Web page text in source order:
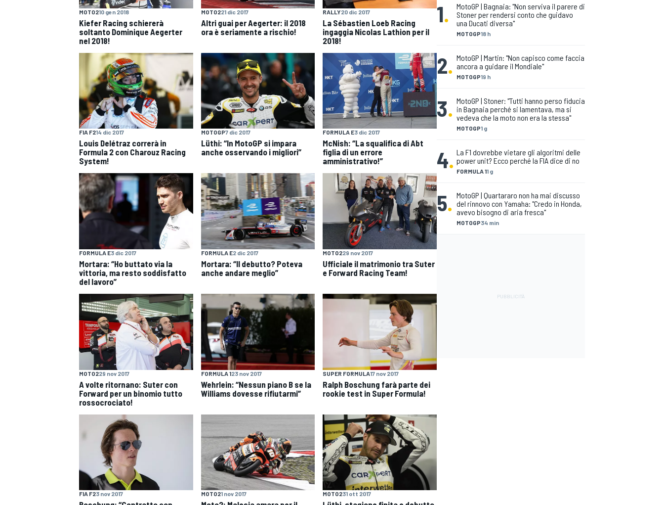
MONOPOSTO
MOTO210 gen 2018
Kiefer Racing schiererà
soltanto Dominique Aegerter
nel 2018!
MOTO221 dic 2017
Altri guai per Aegerter: il 2018
ora è seriamente a rischio!
RALLY20 dic 2017
La Sébastien Loeb Racing
ingaggia Nicolas Lathion per il
2018!
FIA F214 dic 2017
Louis Delétraz correrà in
Formula 2 con Charouz Racing
System!
MOTOGP7 dic 2017
Lüthi: “In MotoGP si impara
anche osservando i migliori”
FORMULA E3 dic 2017
McNish: “La squalifica di Abt
figlia di un errore
amministrativo!”
FORMULA E3 dic 2017
Mortara: “Ho buttato via la
vittoria, ma resto soddisfatto
del lavoro”
FORMULA E2 dic 2017
Mortara: “Il debutto? Poteva
anche andare meglio”
MOTO229 nov 2017
Ufficiale il matrimonio tra Suter
e Forward Racing Team!
MOTO229 nov 2017
A volte ritornano: Suter con
Forward per un binomio tutto
rossocrociato!
FORMULA 123 nov 2017
Wehrlein: “Nessun piano B se la
Williams dovesse rifiutarmi”
SUPER FORMULA17 nov 2017
Ralph Boschung farà parte dei
rookie test in Super Formula!
FIA F23 nov 2017 MOTO21 nov 2017 MOTO231 ott 2017
1.
MOTOGP18 h
MotoGP | Bagnaia: "Non serviva il parere di
Stoner per rendersi conto che guidavo
una Ducati diversa"
2. MOTOGP19 h
MotoGP | Martin: "Non capisco come faccia
ancora a guidare il Mondiale"
3.
MOTOGP1 g
MotoGP | Stoner: "Tutti hanno perso fiducia
in Bagnaia perché si lamentava, ma si
vedeva che la moto non era la stessa"
4. FORMULA 11 g
La F1 dovrebbe vietare gli algoritmi delle
power unit? Ecco perché la FIA dice di no
5.
MOTOGP34 min
MotoGP | Quartararo non ha mai discusso
del rinnovo con Yamaha: "Credo in Honda,
avevo bisogno di aria fresca"